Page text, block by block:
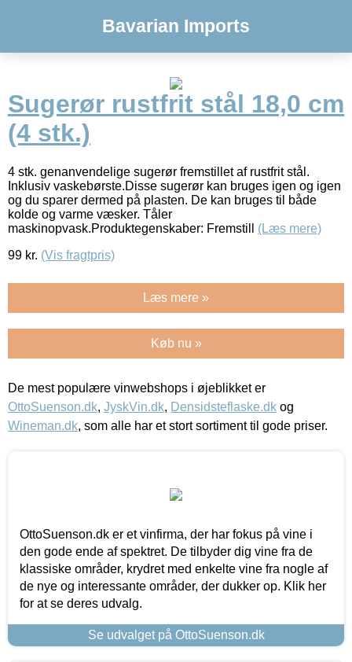
Bavarian Imports
Sugerør rustfrit stål 18,0 cm
(4 stk.)
4 stk. genanvendelige sugerør fremstillet af rustfrit stål.
Inklusiv vaskebørste.Disse sugerør kan bruges igen og igen
og du sparer dermed på plasten. De kan bruges til både
kolde og varme væsker. Tåler
maskinopvask.Produktegenskaber: Fremstill (Læs mere)
99 kr. (Vis fragtpris)
Læs mere »
Køb nu »
De mest populære vinwebshops i øjeblikket er
OttoSuenson.dk, JyskVin.dk, Densidsteflaske.dk og
Wineman.dk, som alle har et stort sortiment til gode priser.
OttoSuenson.dk er et vinfirma, der har fokus på vine i
den gode ende af spektret. De tilbyder dig vine fra de
klassiske områder, krydret med enkelte vine fra nogle af
de nye og interessante områder, der dukker op. Klik her
for at se deres udvalg.
Se udvalget på OttoSuenson.dk